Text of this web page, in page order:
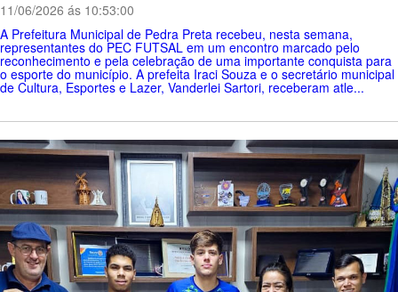
11/06/2026 ás 10:53:00
A Prefeitura Municipal de Pedra Preta recebeu, nesta semana,
representantes do PEC FUTSAL em um encontro marcado pelo
reconhecimento e pela celebração de uma importante conquista para
o esporte do município. A prefeita Iraci Souza e o secretário municipal
de Cultura, Esportes e Lazer, Vanderlei Sartori, receberam atle...